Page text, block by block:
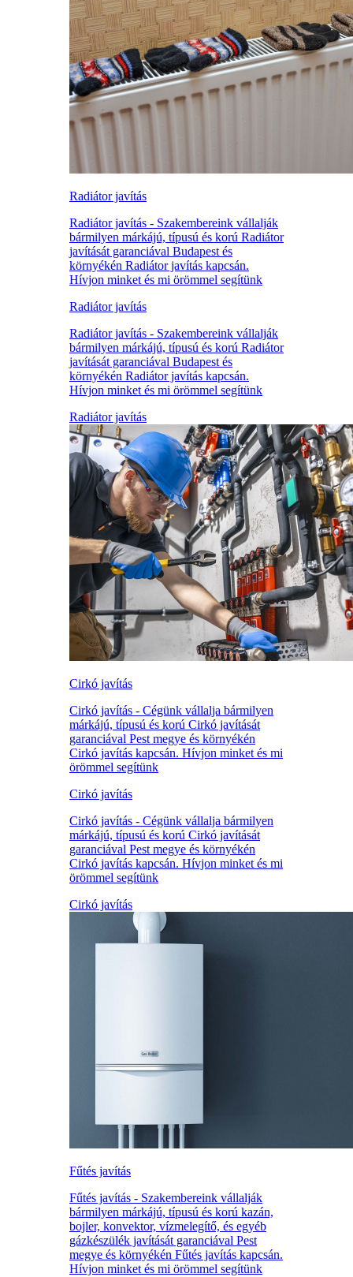
Radiátor javítás
Radiátor javítás - Szakembereink vállalják
bármilyen márkájú, típusú és korú Radiátor
javítását garanciával Budapest és
környékén Radiátor javítás kapcsán.
Hívjon minket és mi örömmel segítünk
Radiátor javítás
Radiátor javítás - Szakembereink vállalják
bármilyen márkájú, típusú és korú Radiátor
javítását garanciával Budapest és
környékén Radiátor javítás kapcsán.
Hívjon minket és mi örömmel segítünk
Radiátor javítás
Cirkó javítás
Cirkó javítás - Cégünk vállalja bármilyen
márkájú, típusú és korú Cirkó javítását
garanciával Pest megye és környékén
Cirkó javítás kapcsán. Hívjon minket és mi
örömmel segítünk
Cirkó javítás
Cirkó javítás - Cégünk vállalja bármilyen
márkájú, típusú és korú Cirkó javítását
garanciával Pest megye és környékén
Cirkó javítás kapcsán. Hívjon minket és mi
örömmel segítünk
Cirkó javítás
Fűtés javítás
Fűtés javítás - Szakembereink vállalják
bármilyen márkájú, típusú és korú kazán,
bojler, konvektor, vízmelegítő, és egyéb
gázkészülék javítását garanciával Pest
megye és környékén Fűtés javítás kapcsán.
Hívjon minket és mi örömmel segítünk